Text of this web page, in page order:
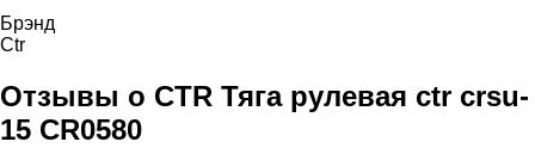
Брэнд
Ctr
Отзывы о CTR Тяга рулевая ctr crsu-
15 CR0580